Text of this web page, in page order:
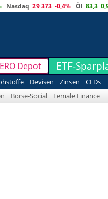
Nasdaq 29 373 -0,4% Öl 83,3
Depot ETF-
Devisen Zinsen CFDs
Börse-Social Female Finance